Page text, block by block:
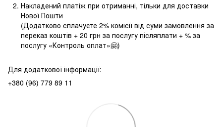
Накладений платіж при отриманні, тільки для доставки
Нової Пошти
(Додатково сплачуєте 2% комісії від суми замовлення за
переказ коштів + 20 грн за послугу післяплати + % за
послугу «Контроль оплат»🤗)
Для додаткової інформації:
+380 (96) 779 89 11